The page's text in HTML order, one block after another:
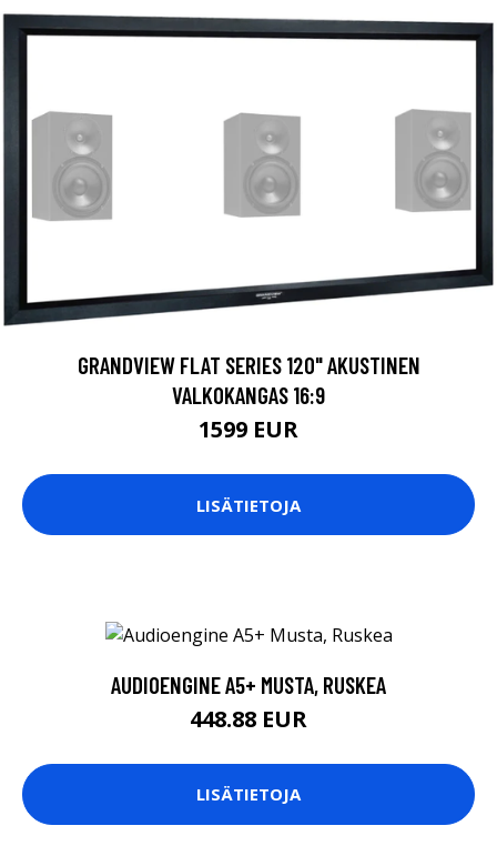
GRANDVIEW FLAT SERIES 120" AKUSTINEN
VALKOKANGAS 16:9
1599 EUR
LISÄTIETOJA
AUDIOENGINE A5+ MUSTA, RUSKEA
448.88 EUR
LISÄTIETOJA